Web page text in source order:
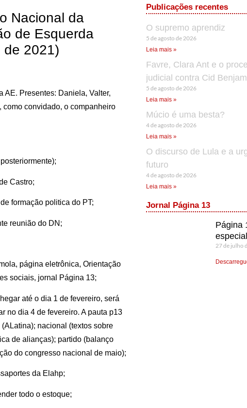
Nacional da
de Esquerda
de 2021)
AE. Presentes: Daniela, Valter,
convidado, o companheiro
Castro;
formação politica do PT;
reunião do DN;
página eletrônica, Orientação
sociais, jornal Página 13;
até o dia 1 de fevereiro, será
no dia 4 de fevereiro. A pauta p13
nacional (textos sobre
de alianças); partido (balanço
do congresso nacional de maio);
da Elahp;
todo o estoque;
Publicações recentes
O supremo aprendiz
5 de agosto de 2026
Leia mais »
Favre, Clara Ant e o
judicial contra Cid
5 de agosto de 2026
Leia mais »
Múcio é uma besta?
4 de agosto de 2026
Leia mais »
O discurso de Lula e a
futuro
4 de agosto de 2026
Leia mais »
Jornal Página 13
Página
27 de julho